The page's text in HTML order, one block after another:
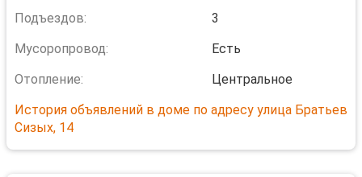
Подъездов:
3
Мусоропровод:
Есть
Отопление:
Центральное
История объявлений в доме по адресу улица Братьев
Сизых, 14